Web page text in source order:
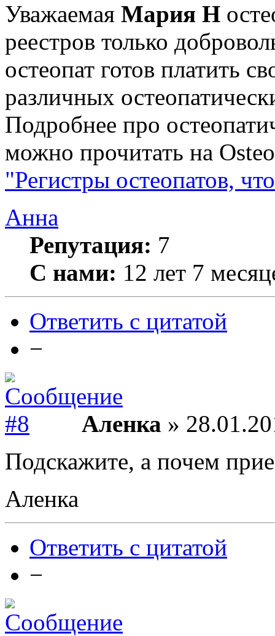
Уважаемая Мария Н
реестров только
остеопат готов платить
различных
Подробнее про
можно прочитать на
"Регистры остеопатов,
Анна
Репутация: 7
С нами: 12 лет 7
Ответить с цитатой
−
Аленка »
Подскажите, а почем
Аленка
Ответить с цитатой
−